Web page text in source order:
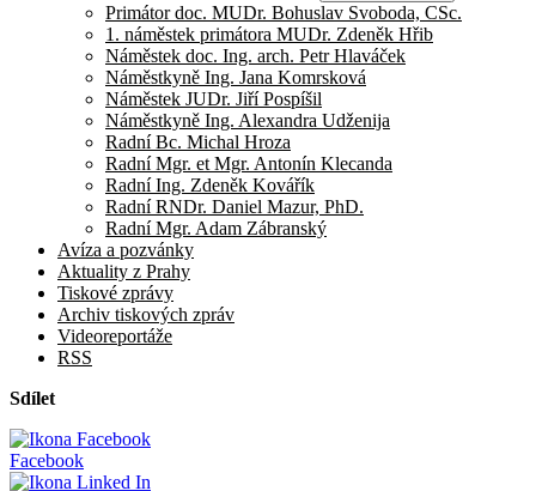
Primátor doc. MUDr. Bohuslav Svoboda, CSc.
1. náměstek primátora MUDr. Zdeněk Hřib
Náměstek doc. Ing. arch. Petr Hlaváček
Náměstkyně Ing. Jana Komrsková
Náměstek JUDr. Jiří Pospíšil
Náměstkyně Ing. Alexandra Udženija
Radní Bc. Michal Hroza
Radní Mgr. et Mgr. Antonín Klecanda
Radní Ing. Zdeněk Kovářík
Radní RNDr. Daniel Mazur, PhD.
Radní Mgr. Adam Zábranský
Avíza a pozvánky
Aktuality z Prahy
Tiskové zprávy
Archiv tiskových zpráv
Videoreportáže
RSS
Sdílet
Facebook